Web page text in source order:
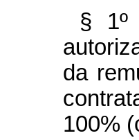
§ 1º
da
100%